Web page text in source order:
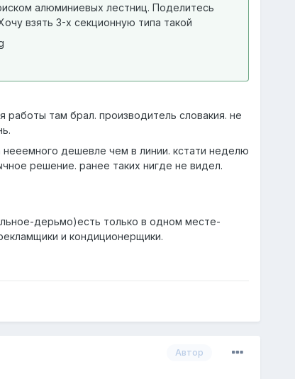
алюминиевых лестниц. Поделитесь
взять 3-х секционную типа такой
там брал. производитель словакия. не
дешевле чем в линии. кстати неделю
решение. ранее таких нигде не видел.
дерьмо)есть только в одном месте-
и кондиционерщики.
Автор